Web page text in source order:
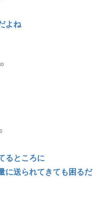
よね
るところに
に送られてきても困るだ